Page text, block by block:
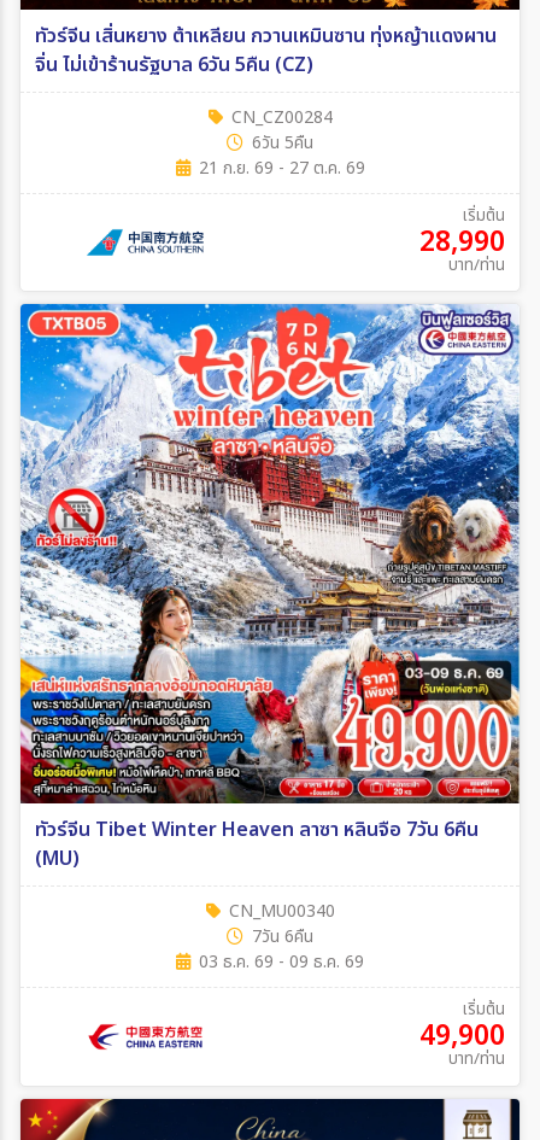
ทัวร์จีน เสิ่นหยาง ต้าเหลียน กวานเหมินซาน ทุ่งหญ้าแดงผาน
จิ่น ไม่เข้าร้านรัฐบาล 6วัน 5คืน (CZ)
CN_CZ00284
6วัน 5คืน
21 ก.ย. 69 - 27 ต.ค. 69
เริ่มต้น
28,990
บาท/ท่าน
ทัวร์จีน Tibet Winter Heaven ลาซา หลินจือ 7วัน 6คืน
(MU)
CN_MU00340
7วัน 6คืน
03 ธ.ค. 69 - 09 ธ.ค. 69
เริ่มต้น
49,900
บาท/ท่าน